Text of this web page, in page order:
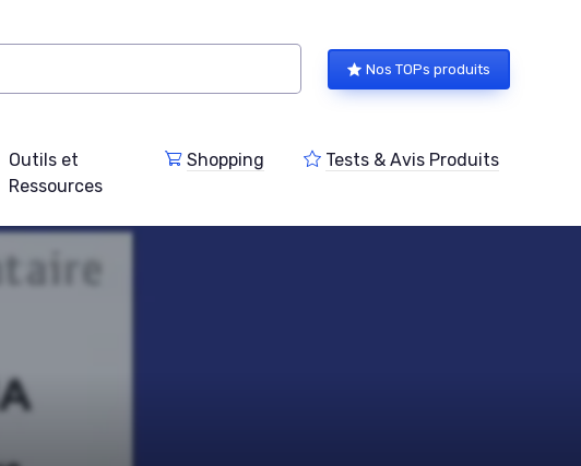
Nos TOPs produits
Outils et
Ressources
Shopping Tests & Avis Produits